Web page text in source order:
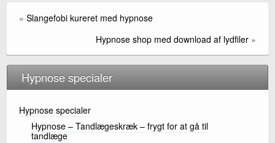
o
« Slangefobi kureret med hypnose
Hypnose shop med download af lydfiler »
Hypnose specialer
Hypnose specialer
Hypnose – Tandlægeskræk – frygt for at gå til
tandlæge